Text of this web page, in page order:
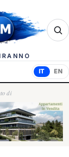
IT EN
di